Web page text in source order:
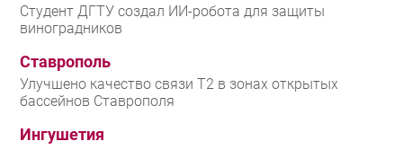
Студент ДГТУ создал ИИ-робота для защиты
виноградников
Ставрополь
Улучшено качество связи T2 в зонах открытых
бассейнов Ставрополя
Ингушетия